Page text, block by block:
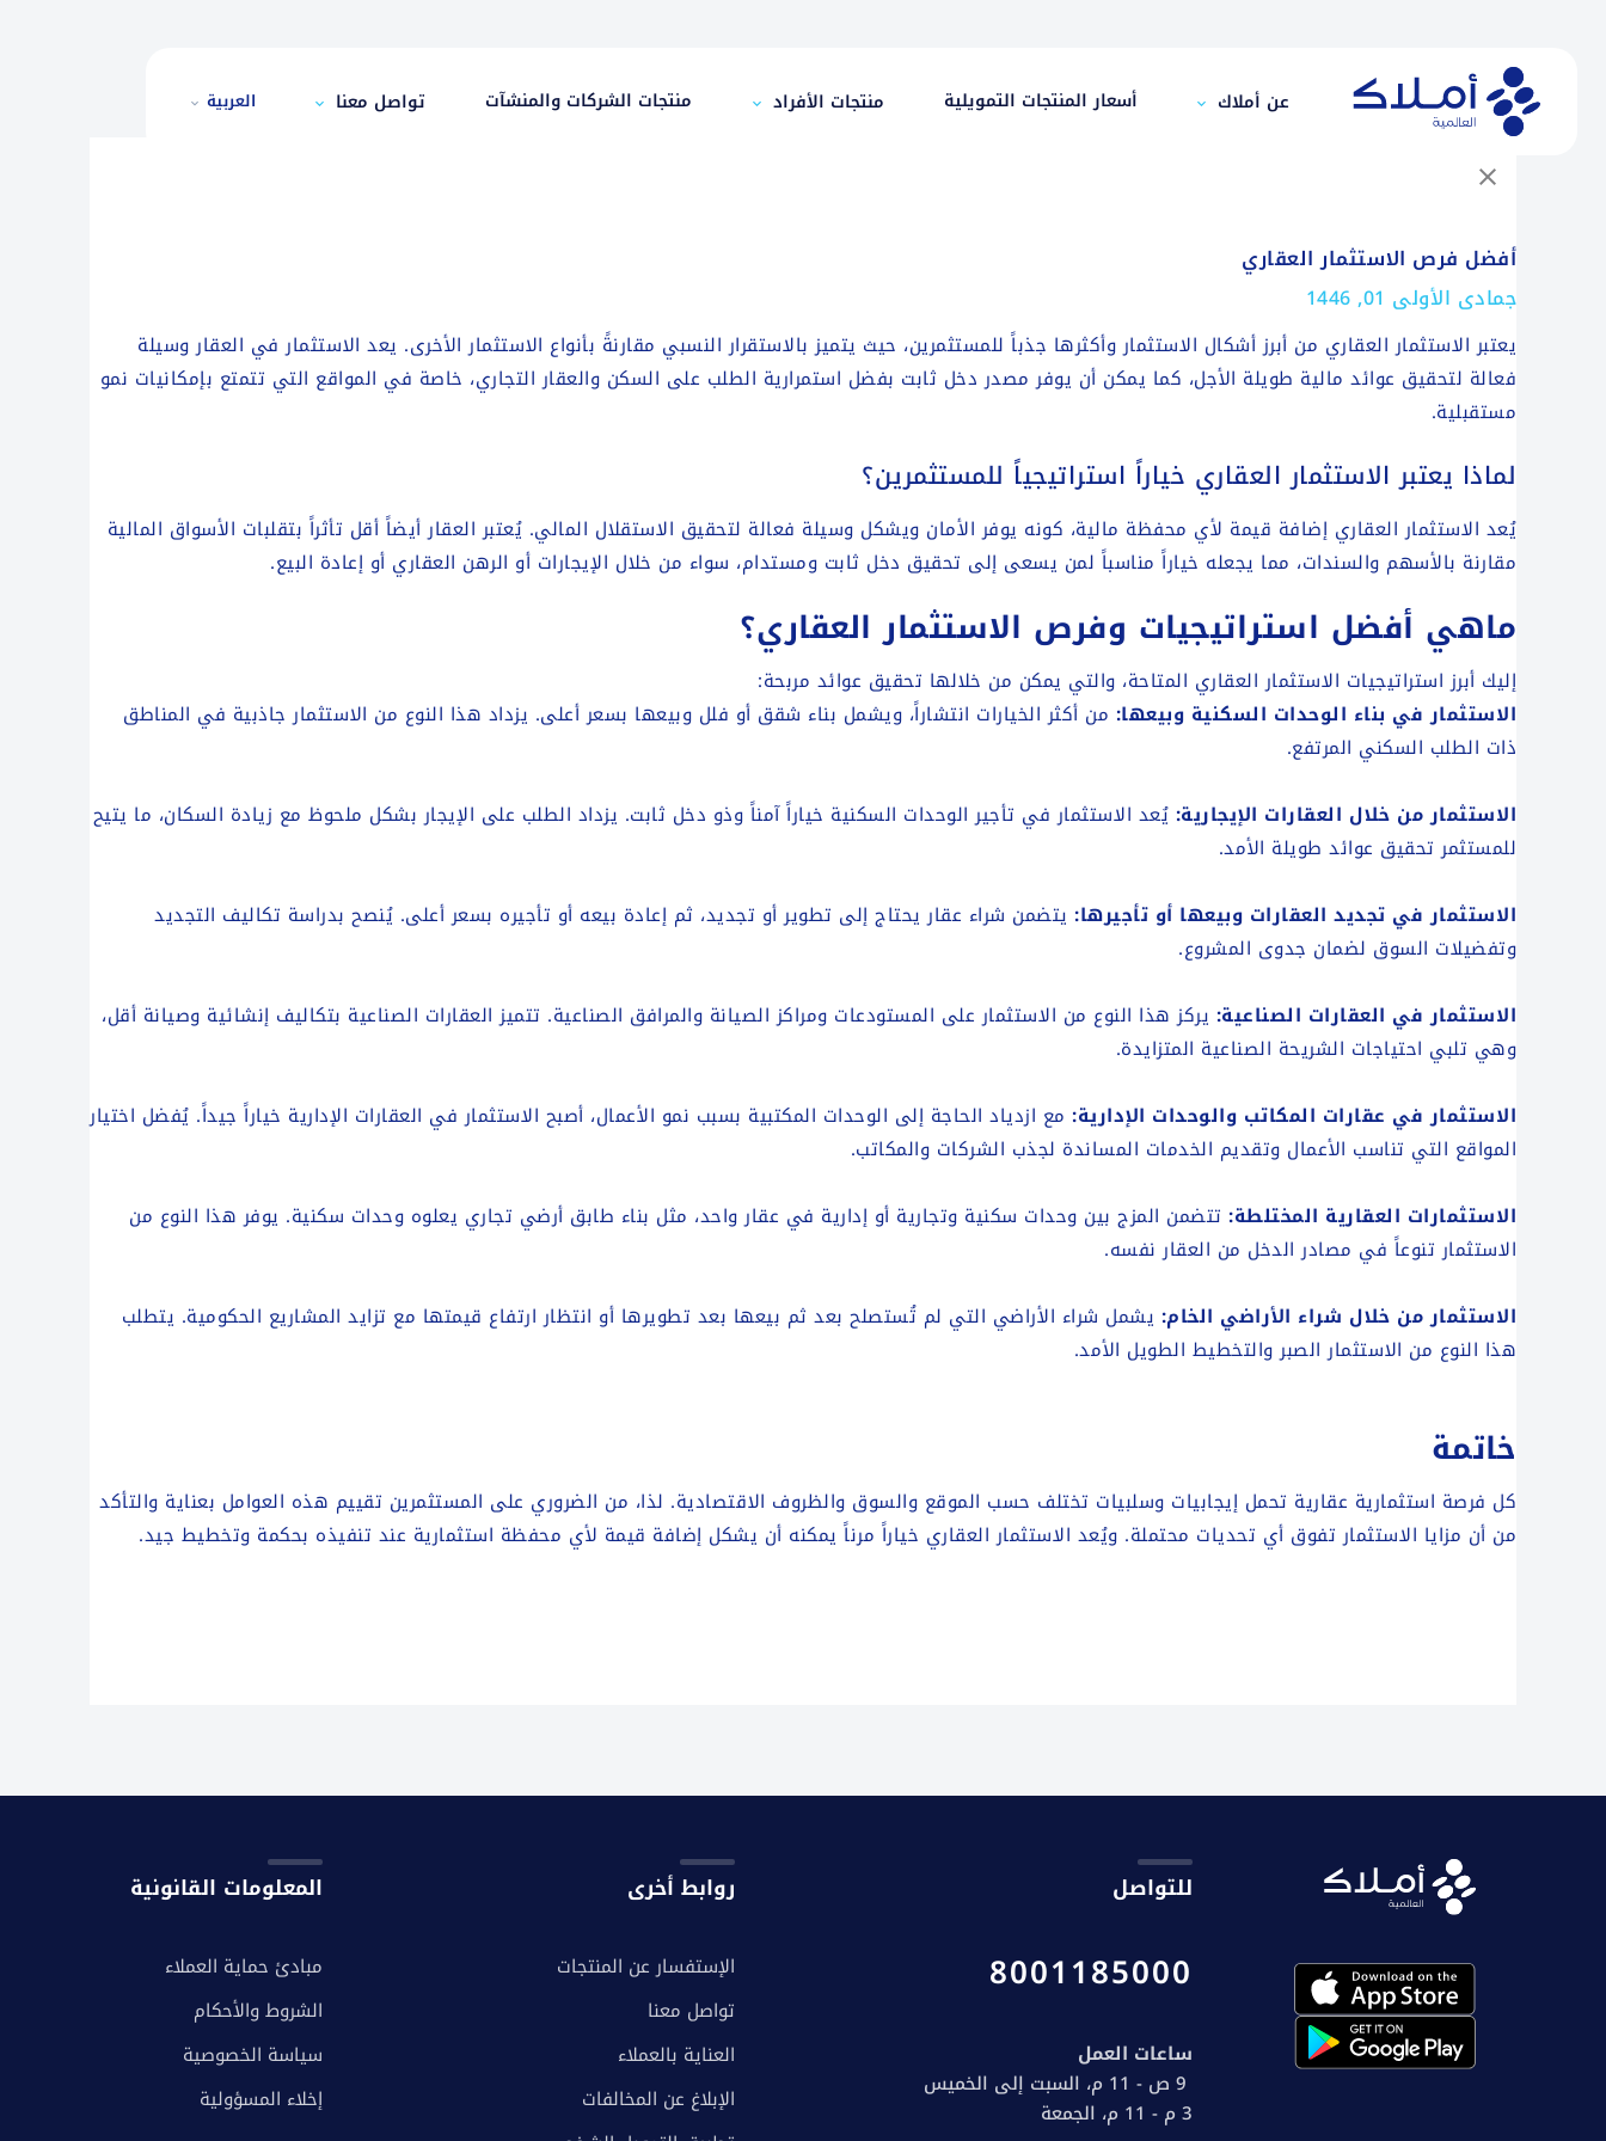
عن أملاك أسعار المنتجات التمويلية منتجات الأفراد منتجات الشركات والمنشآت تواصل معنا العربية أفضل فرص الاستثمار العقاري
أفضل فرص الاستثمار العقاري
جمادى الأولى 01, 1446
يعتبر الاستثمار العقاري من أبرز أشكال الاستثمار وأكثرها جذباً للمستثمرين، حيث يتميز بالاستقرار النسبي مقارنةً بأنواع الاستثمار الأخرى. يعد الاستثمار في العقار وسيلة
فعالة لتحقيق عوائد مالية طويلة الأجل، كما يمكن أن يوفر مصدر دخل ثابت بفضل استمرارية الطلب على السكن والعقار التجاري، خاصة في المواقع التي تتمتع بإمكانيات نمو
مستقبلية.
لماذا يعتبر الاستثمار العقاري خياراً استراتيجياً للمستثمرين؟
يُعد الاستثمار العقاري إضافة قيمة لأي محفظة مالية، كونه يوفر الأمان ويشكل وسيلة فعالة لتحقيق الاستقلال المالي. يُعتبر العقار أيضاً أقل تأثراً بتقلبات الأسواق المالية
مقارنة بالأسهم والسندات، مما يجعله خياراً مناسباً لمن يسعى إلى تحقيق دخل ثابت ومستدام، سواء من خلال الإيجارات أو الرهن العقاري أو إعادة البيع.
ماهي أفضل استراتيجيات وفرص الاستثمار العقاري؟
إليك أبرز استراتيجيات الاستثمار العقاري المتاحة، والتي يمكن من خلالها تحقيق عوائد مربحة:
الاستثمار في بناء الوحدات السكنية وبيعها: من أكثر الخيارات انتشاراً، ويشمل بناء شقق أو فلل وبيعها بسعر أعلى. يزداد هذا النوع من الاستثمار جاذبية في المناطق
ذات الطلب السكني المرتفع.
الاستثمار من خلال العقارات الإيجارية: يُعد الاستثمار في تأجير الوحدات السكنية خياراً آمناً وذو دخل ثابت. يزداد الطلب على الإيجار بشكل ملحوظ مع زيادة السكان، ما يتيح
للمستثمر تحقيق عوائد طويلة الأمد.
الاستثمار في تجديد العقارات وبيعها أو تأجيرها: يتضمن شراء عقار يحتاج إلى تطوير أو تجديد، ثم إعادة بيعه أو تأجيره بسعر أعلى. يُنصح بدراسة تكاليف التجديد
وتفضيلات السوق لضمان جدوى المشروع.
الاستثمار في العقارات الصناعية: يركز هذا النوع من الاستثمار على المستودعات ومراكز الصيانة والمرافق الصناعية. تتميز العقارات الصناعية بتكاليف إنشائية وصيانة أقل،
وهي تلبي احتياجات الشريحة الصناعية المتزايدة.
الاستثمار في عقارات المكاتب والوحدات الإدارية: مع ازدياد الحاجة إلى الوحدات المكتبية بسبب نمو الأعمال، أصبح الاستثمار في العقارات الإدارية خياراً جيداً. يُفضل اختيار
المواقع التي تناسب الأعمال وتقديم الخدمات المساندة لجذب الشركات والمكاتب.
الاستثمارات العقارية المختلطة: تتضمن المزج بين وحدات سكنية وتجارية أو إدارية في عقار واحد، مثل بناء طابق أرضي تجاري يعلوه وحدات سكنية. يوفر هذا النوع من
الاستثمار تنوعاً في مصادر الدخل من العقار نفسه.
الاستثمار من خلال شراء الأراضي الخام: يشمل شراء الأراضي التي لم تُستصلح بعد ثم بيعها بعد تطويرها أو انتظار ارتفاع قيمتها مع تزايد المشاريع الحكومية. يتطلب
هذا النوع من الاستثمار الصبر والتخطيط الطويل الأمد.
خاتمة
كل فرصة استثمارية عقارية تحمل إيجابيات وسلبيات تختلف حسب الموقع والسوق والظروف الاقتصادية. لذا، من الضروري على المستثمرين تقييم هذه العوامل بعناية والتأكد
من أن مزايا الاستثمار تفوق أي تحديات محتملة. ويُعد الاستثمار العقاري خياراً مرناً يمكنه أن يشكل إضافة قيمة لأي محفظة استثمارية عند تنفيذه بحكمة وتخطيط جيد.
للتواصل
8001185000
ساعات العمل
3 م - 11 م، الجمعة
روابط أخرى
الإستفسار عن المنتجات
تواصل معنا
العناية بالعملاء
الإبلاغ عن المخالفات
المعلومات القانونية
مبادئ حماية العملاء
الشروط والأحكام
سياسة الخصوصية
إخلاء المسؤولية